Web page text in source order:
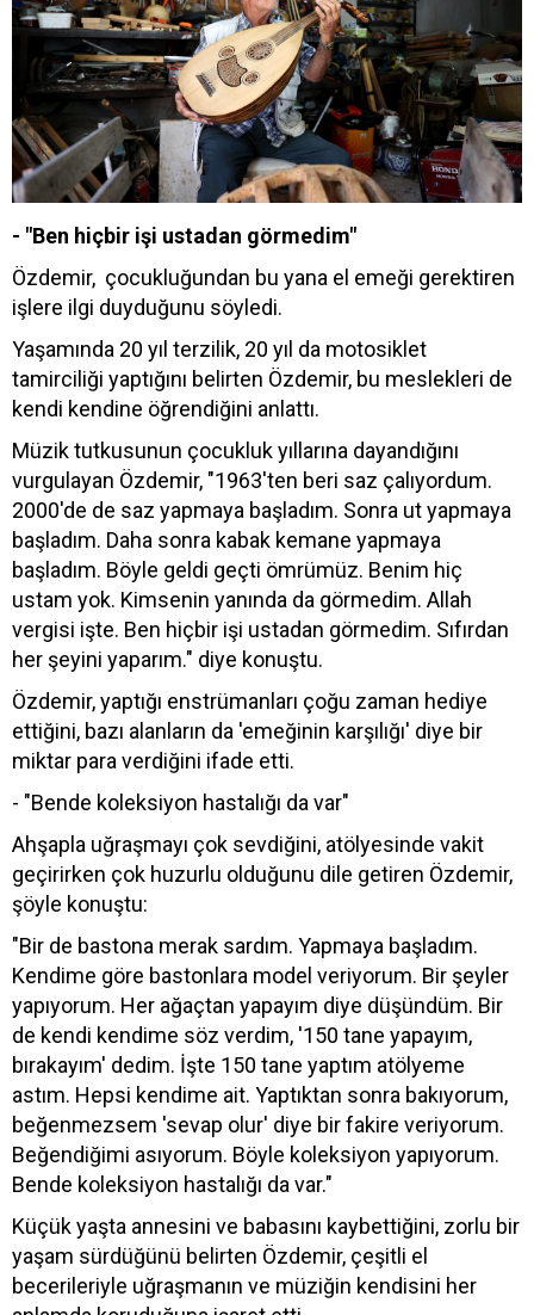
- "Ben hiçbir işi ustadan görmedim"
Özdemir, çocukluğundan bu yana el emeği gerektiren
işlere ilgi duyduğunu söyledi.
Yaşamında 20 yıl terzilik, 20 yıl da motosiklet
tamirciliği yaptığını belirten Özdemir, bu meslekleri de
kendi kendine öğrendiğini anlattı.
Müzik tutkusunun çocukluk yıllarına dayandığını
vurgulayan Özdemir, "1963'ten beri saz çalıyordum.
2000'de de saz yapmaya başladım. Sonra ut yapmaya
başladım. Daha sonra kabak kemane yapmaya
başladım. Böyle geldi geçti ömrümüz. Benim hiç
ustam yok. Kimsenin yanında da görmedim. Allah
vergisi işte. Ben hiçbir işi ustadan görmedim. Sıfırdan
her şeyini yaparım." diye konuştu.
Özdemir, yaptığı enstrümanları çoğu zaman hediye
ettiğini, bazı alanların da 'emeğinin karşılığı' diye bir
miktar para verdiğini ifade etti.
- "Bende koleksiyon hastalığı da var"
Ahşapla uğraşmayı çok sevdiğini, atölyesinde vakit
geçirirken çok huzurlu olduğunu dile getiren Özdemir,
şöyle konuştu:
"Bir de bastona merak sardım. Yapmaya başladım.
Kendime göre bastonlara model veriyorum. Bir şeyler
yapıyorum. Her ağaçtan yapayım diye düşündüm. Bir
de kendi kendime söz verdim, '150 tane yapayım,
bırakayım' dedim. İşte 150 tane yaptım atölyeme
astım. Hepsi kendime ait. Yaptıktan sonra bakıyorum,
beğenmezsem 'sevap olur' diye bir fakire veriyorum.
Beğendiğimi asıyorum. Böyle koleksiyon yapıyorum.
Bende koleksiyon hastalığı da var."
Küçük yaşta annesini ve babasını kaybettiğini, zorlu bir
yaşam sürdüğünü belirten Özdemir, çeşitli el
becerileriyle uğraşmanın ve müziğin kendisini her